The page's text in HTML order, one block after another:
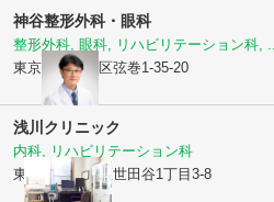
神谷整形外科・眼科
整形外科, 眼科, リハビリテーション科, ...
東京都世田谷区弦巻1-35-20
浅川クリニック
内科, リハビリテーション科
東京都世田谷区 世田谷1丁目3-8